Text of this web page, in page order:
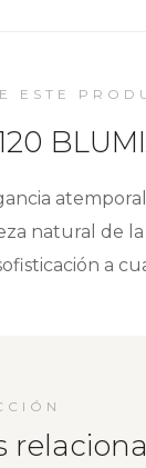
ESTE
natural de
a